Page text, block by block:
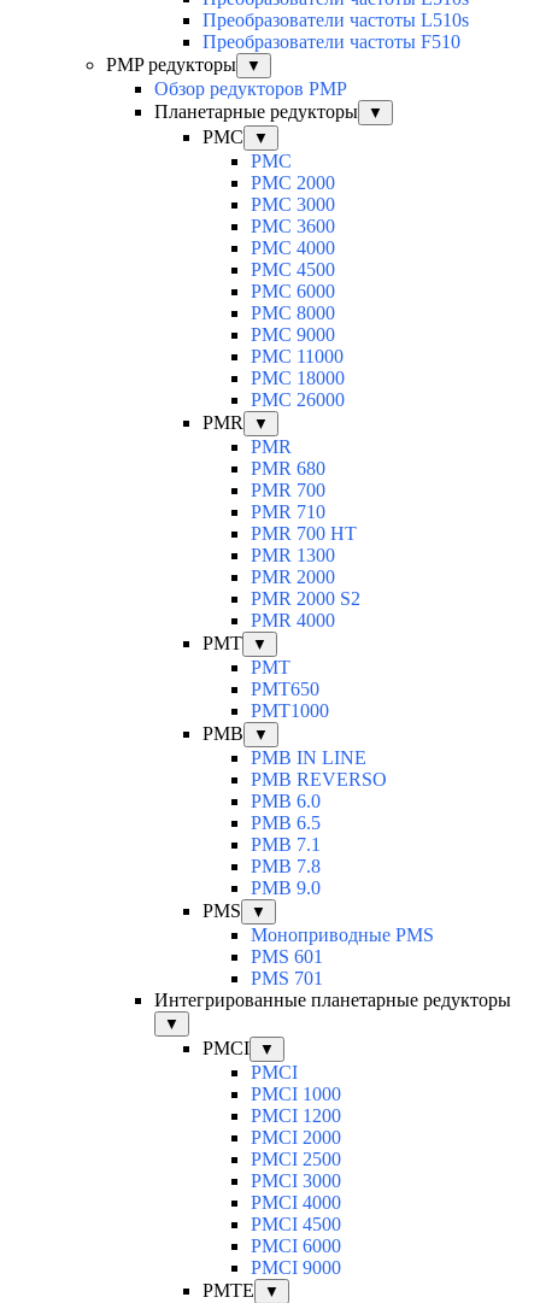
Преобразователи частоты L510s
Преобразователи частоты F510
PMP редукторы
▼
Обзор редукторов PMP
Планетарные редукторы
▼
PMC ▼
PMC
PMC 2000
PMC 3000
PMC 3600
PMC 4000
PMC 4500
PMC 6000
PMC 8000
PMC 9000
PMC 11000
PMC 18000
PMC 26000
PMR
▼
PMR
PMR 680
PMR 700
PMR 710
PMR 700 HT
PMR 1300
PMR 2000
PMR 2000 S2
PMR 4000
PMT
▼
PMT
PMT650
PMT1000
PMB
▼
PMB IN LINE
PMB REVERSO
PMB 6.0
PMB 6.5
PMB 7.1
PMB 7.8
PMB 9.0
PMS
▼
Моноприводные PMS
PMS 601
PMS 701
Интегрированные планетарные редукторы
▼
PMCI ▼
PMCI
PMCI 1000
PMCI 1200
PMCI 2000
PMCI 2500
PMCI 3000
PMCI 4000
PMCI 4500
PMCI 6000
PMCI 9000
PMTE
▼